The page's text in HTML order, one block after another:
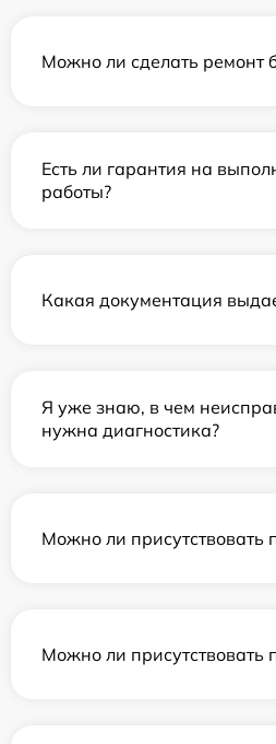
Можно ли сделать ремонт
Есть ли гарантия на
работы?
Какая документация
Я уже знаю, в чем
нужна диагностика?
Можно ли присутствовать
Можно ли присутствовать